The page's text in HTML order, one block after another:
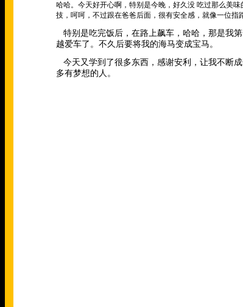
哈哈。今天好开心啊，特别是今晚，好久没 吃过那么美
技，呵呵，不过跟在爸爸后面，很有安全感，就像一位指
特别是吃完饭后，在路上飙车，哈哈，那是我
越爱车了。不久后要将我的海马变成宝马。
今天又学到了很多东西，感谢安利，让我不断
多有梦想的人。